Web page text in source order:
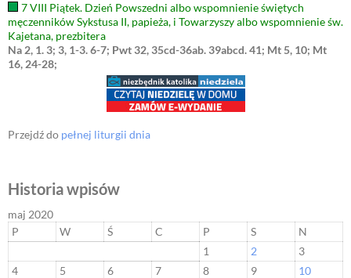
7 VIII Piątek. Dzień Powszedni albo wspomnienie świętych
męczenników Sykstusa II, papieża, i Towarzyszy albo wspomnienie św.
Kajetana, prezbitera
Na 2, 1. 3; 3, 1-3. 6-7; Pwt 32, 35cd-36ab. 39abcd. 41; Mt 5, 10; Mt
16, 24-28;
Przejdź do pełnej liturgii dnia
Historia wpisów
maj 2020
P
W Ś C P S
N
1
2
3
4
5 6 7 8 9
10